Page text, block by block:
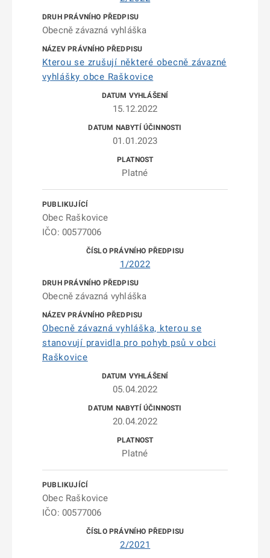
Obecně závazná vyhláška
Kterou se zrušují některé obecně závazné
vyhlášky obce Raškovice
15.12.2022
01.01.2023
Platné
Obec Raškovice
IČO: 00577006
1/2022
Obecně závazná vyhláška
Obecně závazná vyhláška, kterou se
stanovují pravidla pro pohyb psů v obci
Raškovice
05.04.2022
20.04.2022
Platné
Obec Raškovice
IČO: 00577006
2/2021